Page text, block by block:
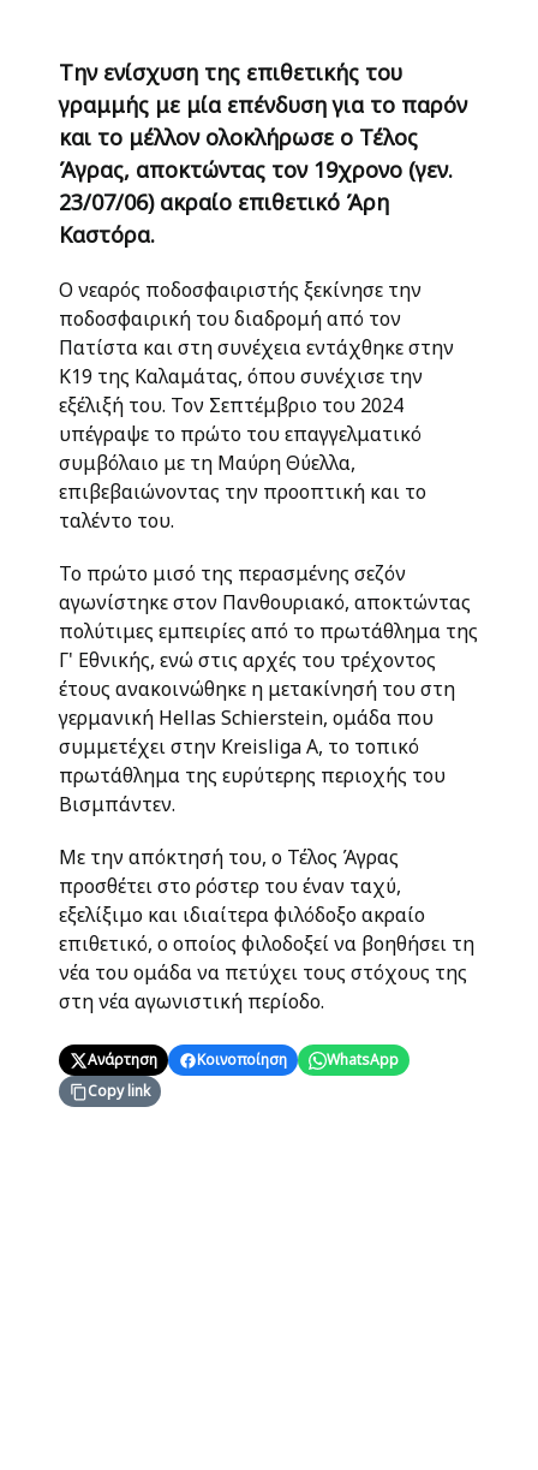
Την ενίσχυση της επιθετικής του
γραμμής με μία επένδυση για το παρόν
και το μέλλον ολοκλήρωσε ο Τέλος
Άγρας, αποκτώντας τον 19χρονο (γεν.
23/07/06) ακραίο επιθετικό Άρη
Καστόρα.
Ο νεαρός ποδοσφαιριστής ξεκίνησε την
ποδοσφαιρική του διαδρομή από τον
Πατίστα και στη συνέχεια εντάχθηκε στην
Κ19 της Καλαμάτας, όπου συνέχισε την
εξέλιξή του. Τον Σεπτέμβριο του 2024
υπέγραψε το πρώτο του επαγγελματικό
συμβόλαιο με τη Μαύρη Θύελλα,
επιβεβαιώνοντας την προοπτική και το
ταλέντο του.
Το πρώτο μισό της περασμένης σεζόν
αγωνίστηκε στον Πανθουριακό, αποκτώντας
πολύτιμες εμπειρίες από το πρωτάθλημα της
Γ' Εθνικής, ενώ στις αρχές του τρέχοντος
έτους ανακοινώθηκε η μετακίνησή του στη
γερμανική Hellas Schierstein, ομάδα που
συμμετέχει στην Kreisliga A, το τοπικό
πρωτάθλημα της ευρύτερης περιοχής του
Βισμπάντεν.
Με την απόκτησή του, ο Τέλος Άγρας
προσθέτει στο ρόστερ του έναν ταχύ,
εξελίξιμο και ιδιαίτερα φιλόδοξο ακραίο
επιθετικό, ο οποίος φιλοδοξεί να βοηθήσει τη
νέα του ομάδα να πετύχει τους στόχους της
στη νέα αγωνιστική περίοδο.
Ανάρτηση Κοινοποίηση
WhatsApp
Copy link